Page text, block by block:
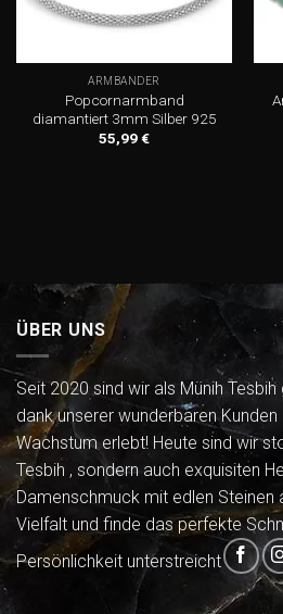
ARMBÄNDER
Popcornarmband
diamantiert 3mm Silber 925
55,99€
ÜBER UNS
Seit 2020 sind wir als Münih
dank unserer wunderbaren
Wachstum erlebt! Heute sind wir
Tesbih , sondern auch exquisiten
Damenschmuck mit edlen Steinen
Vielfalt und finde das perfekte
Persönlichkeit unterstreicht